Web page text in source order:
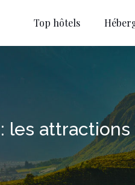
Top hôtels
les